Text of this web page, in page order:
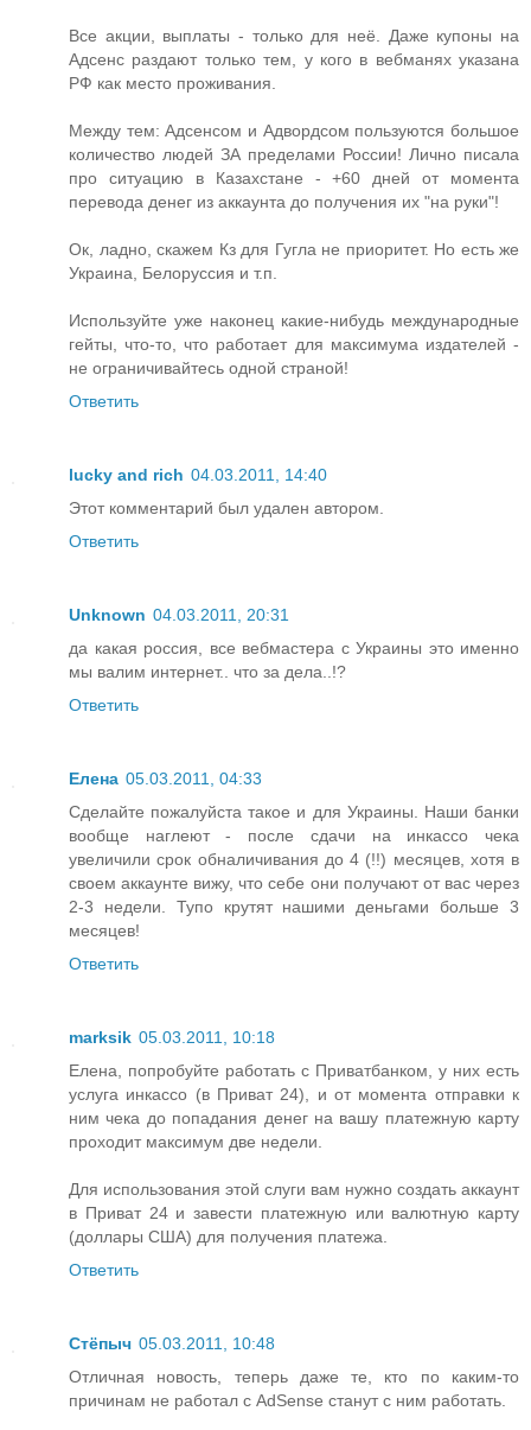
Все акции, выплаты - только для неё. Даже купоны на
Адсенс раздают только тем, у кого в вебманях указана
РФ как место проживания.
Между тем: Адсенсом и Адвордсом пользуются большое
количество людей ЗА пределами России! Лично писала
про ситуацию в Казахстане - +60 дней от момента
перевода денег из аккаунта до получения их "на руки"!
Ок, ладно, скажем Кз для Гугла не приоритет. Но есть же
Украина, Белоруссия и т.п.
Используйте уже наконец какие-нибудь международные
гейты, что-то, что работает для максимума издателей -
не ограничивайтесь одной страной!
Ответить
lucky and rich 04.03.2011, 14:40
Этот комментарий был удален автором.
Ответить
Unknown 04.03.2011, 20:31
да какая россия, все вебмастера с Украины это именно
мы валим интернет.. что за дела..!?
Ответить
Елена 05.03.2011, 04:33
Сделайте пожалуйста такое и для Украины. Наши банки
вообще наглеют - после сдачи на инкассо чека
увеличили срок обналичивания до 4 (!!) месяцев, хотя в
своем аккаунте вижу, что себе они получают от вас через
2-3 недели. Тупо крутят нашими деньгами больше 3
месяцев!
Ответить
marksik 05.03.2011, 10:18
Елена, попробуйте работать с Приватбанком, у них есть
услуга инкассо (в Приват 24), и от момента отправки к
ним чека до попадания денег на вашу платежную карту
проходит максимум две недели.
Для использования этой слуги вам нужно создать аккаунт
в Приват 24 и завести платежную или валютную карту
(доллары США) для получения платежа.
Ответить
Стёпыч 05.03.2011, 10:48
Отличная новость, теперь даже те, кто по каким-то
причинам не работал с AdSense станут с ним работать.